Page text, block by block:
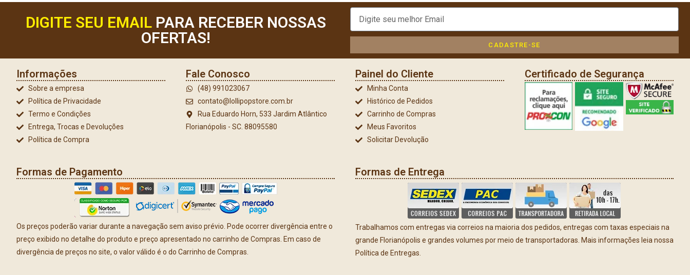
DIGITE SEU EMAILPARA RECEBER NOSSAS
OFERTAS!
CADASTRE-SE
Informações
Sobre a empresa
Política de Privacidade
Termo e Condições
Entrega, Trocas e Devoluções
Política de Compra
Fale Conosco
(48) 991023067
contato@lollipopstore.com.br
Rua Eduardo Horn, 533 Jardim Atlântico
Florianópolis - SC. 88095580
Painel do Cliente
Minha Conta
Histórico de Pedidos
Carrinho de Compras
Meus Favoritos
Solicitar Devolução
Certificado de Segurança
Formas de Pagamento
Os preços poderão variar durante a navegação sem aviso prévio. Pode ocorrer divergência entre o
preço exibido no detalhe do produto e preço apresentado no carrinho de Compras. Em caso de
divergência de preços no site, o valor válido é o do Carrinho de Compras.
Formas de Entrega
Trabalhamos com entregas via correios na maioria dos pedidos, entregas com taxas especiais na
grande Florianópolis e grandes volumes por meio de transportadoras. Mais informações leia nossa
Política de Entregas.